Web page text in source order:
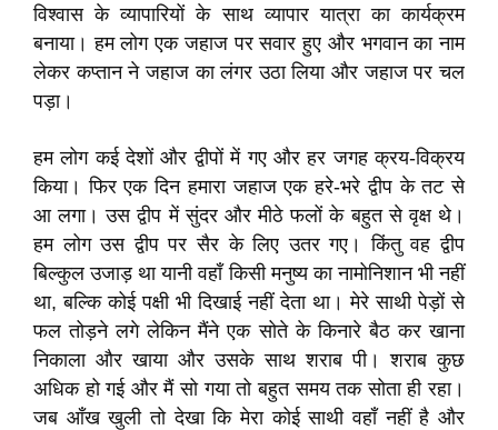
विश्वास के व्यापारियों के साथ व्यापार यात्रा का कार्यक्रम
बनाया। हम लोग एक जहाज पर सवार हुए और भगवान का नाम
लेकर कप्तान ने जहाज का लंगर उठा लिया और जहाज पर चल
पड़ा।
हम लोग कई देशों और द्वीपों में गए और हर जगह क्रय-विक्रय
किया। फिर एक दिन हमारा जहाज एक हरे-भरे द्वीप के तट से
आ लगा। उस द्वीप में सुंदर और मीठे फलों के बहुत से वृक्ष थे।
हम लोग उस द्वीप पर सैर के लिए उतर गए। किंतु वह द्वीप
बिल्कुल उजाड़ था यानी वहाँ किसी मनुष्य का नामोनिशान भी नहीं
था, बल्कि कोई पक्षी भी दिखाई नहीं देता था। मेरे साथी पेड़ों से
फल तोड़ने लगे लेकिन मैंने एक सोते के किनारे बैठ कर खाना
निकाला और खाया और उसके साथ शराब पी। शराब कुछ
अधिक हो गई और मैं सो गया तो बहुत समय तक सोता ही रहा।
जब आँख खुली तो देखा कि मेरा कोई साथी वहाँ नहीं है और